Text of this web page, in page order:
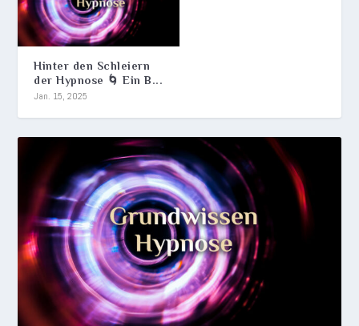
Hinter den Schleiern
der Hypnose 🌀 Ein B...
Jan. 15, 2025